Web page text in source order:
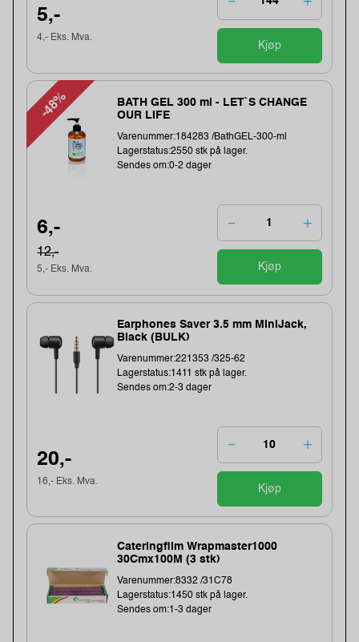
5,-
4,- Eks. Mva.
Kjøp
-48%
BATH GEL 300 ml - LET`S CHANGE
OUR LIFE
Varenummer:184283 /BathGEL-300-ml
Lagerstatus:2550 stk på lager.
Sendes om:0-2 dager
6,-
12,-
5,- Eks. Mva. Kjøp
Earphones Saver 3.5 mm MiniJack,
Black (BULK)
Varenummer:221353 /325-62
Lagerstatus:1411 stk på lager.
Sendes om:2-3 dager
20,-
16,- Eks. Mva.
Kjøp
Cateringfilm Wrapmaster1000
30Cmx100M (3 stk)
Varenummer:8332 /31C78
Lagerstatus:1450 stk på lager.
Sendes om:1-3 dager